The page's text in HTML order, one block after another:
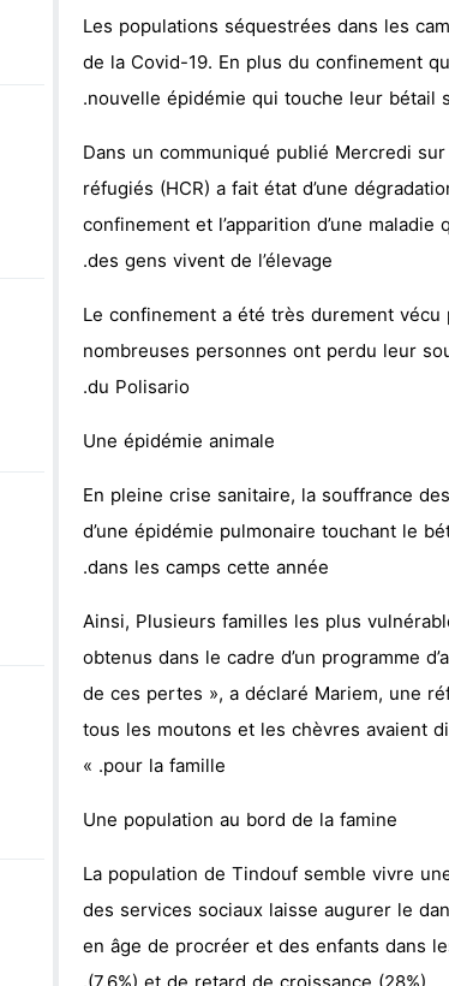
وجدة : معرض *الفن والراي* يخلّد
Les populations séquestrées dans les
de la Covid-19. En plus du confinement
nouvelle épidémie qui touche leur bétail
Dans un communiqué publié Mercredi
réfugiés (HCR) a fait état d’une
confinement et l’apparition d’une
des gens vivent de l’élevage.
Le confinement a été très durement
nombreuses personnes ont perdu leur
du Polisario.
Une épidémie animale
En pleine crise sanitaire, la souffrance
d’une épidémie pulmonaire touchant le
dans les camps cette année.
Ainsi, Plusieurs familles les plus
obtenus dans le cadre d’un programme
de ces pertes », a déclaré Mariem, une
tous les moutons et les chèvres avaient
pour la famille. »
Une population au bord de la famine
La population de Tindouf semble vivre
des services sociaux laisse augurer le
en âge de procréer et des enfants dans